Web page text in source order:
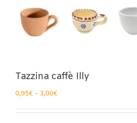
Tazzina caffè Illy
0,95€ - 3,00€
prezzo: